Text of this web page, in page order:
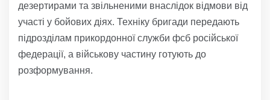
дезертирами та звільненими внаслідок відмови від
участі у бойових діях. Техніку бригади передають
підрозділам прикордонної служби фсб російської
федерації, а військову частину готують до
розформування.